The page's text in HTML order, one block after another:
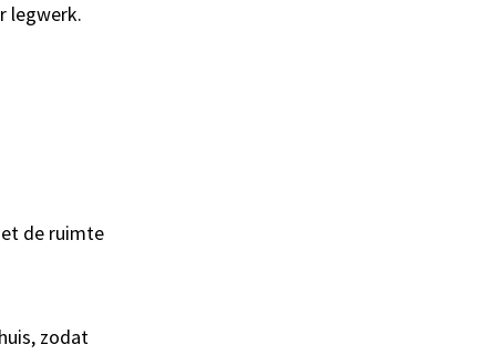
legwerk.
de ruimte
zodat